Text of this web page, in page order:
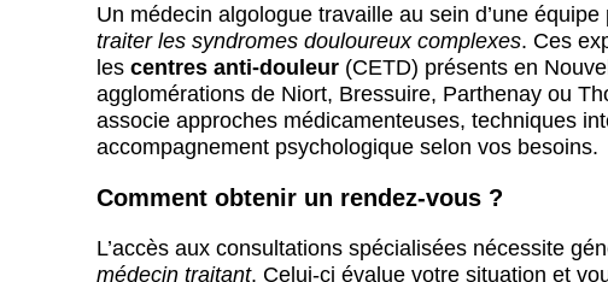
Un médecin algologue travaille au sein d’une
traiter les syndromes douloureux complexes. Ces
les centres anti-douleur (CETD) présents en
agglomérations de Niort, Bressuire, Parthenay ou
associe approches médicamenteuses, techniques
accompagnement psychologique selon vos besoins.
Comment obtenir un rendez-vous ?
L’accès aux consultations spécialisées nécessite
médecin traitant. Celui-ci évalue votre situation et